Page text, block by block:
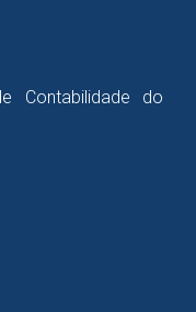
Contabilidade do